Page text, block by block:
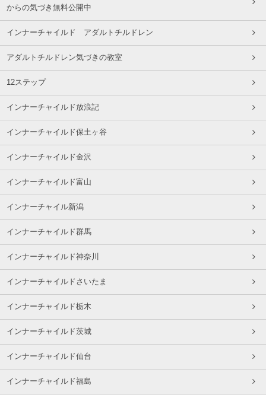
からの気づき無料公開中
インナーチャイルド アダルトチルドレン
アダルトチルドレン気づきの教室
12ステップ
インナーチャイルド放浪記
インナーチャイルド保土ヶ谷
インナーチャイルド金沢
インナーチャイルド富山
インナーチャイル新潟
インナーチャイルド群馬
インナーチャイルド神奈川
インナーチャイルドさいたま
インナーチャイルド栃木
インナーチャイルド茨城
インナーチャイルド仙台
インナーチャイルド福島